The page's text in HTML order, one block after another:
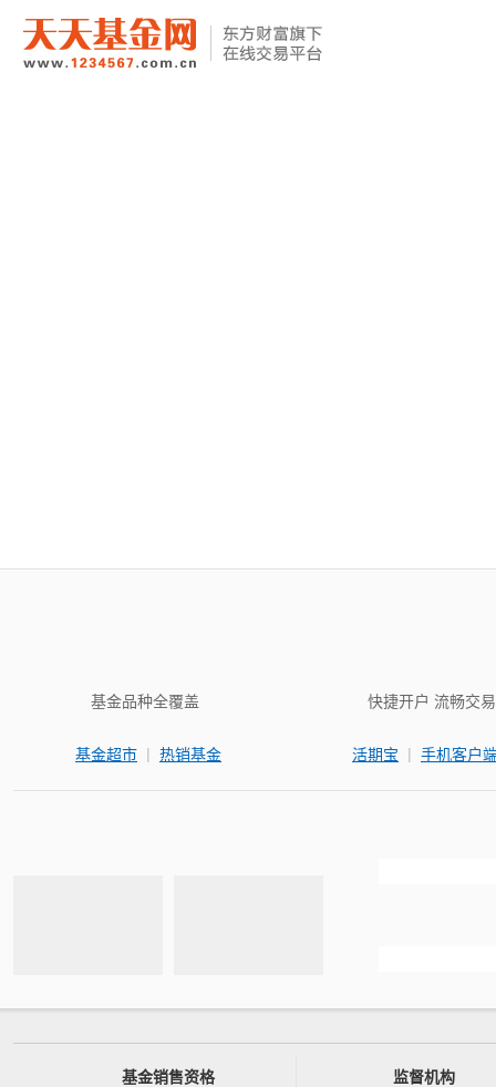
基金品种全覆盖
基金超市 | 热销基金
快捷开户 流畅交易
活期宝 | 手机客户
基金销售资格 监督机构